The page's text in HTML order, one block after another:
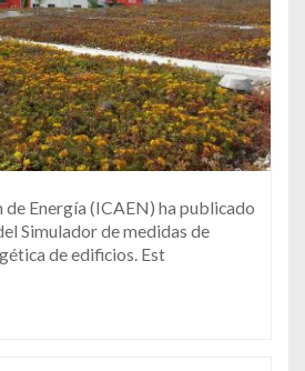
Energía (ICAEN) ha publicado
Simulador de medidas de
de edificios. Est